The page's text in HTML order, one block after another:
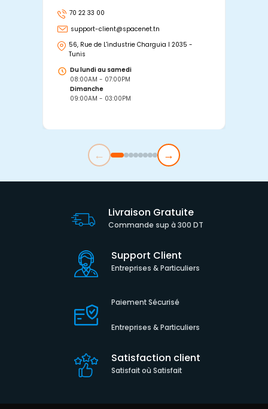
70 22 33 00
support-client@spacenet.tn
56, Rue de L'industrie Charguia I 2035 -
Tunis
Du lundi au samedi
08:00AM - 07:00PM
Dimanche
09:00AM - 03:00PM
← →
Livraison Gratuite
Commande sup à 300 DT
Support Client
Entreprises & Particuliers
Paiement Sécurisé
Entreprises & Particuliers
Satisfaction client
Satisfait où Satisfait